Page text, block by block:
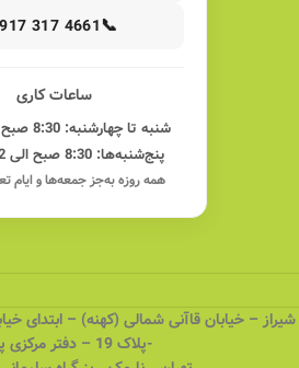
📞
317 4661
ساعات کاری
شنبه تا چهارشنبه: 8:30 صبح الی 8 شب
پنج‌شنبه‌ها: 8:30 صبح الی 2 بعدازظهر
همه روزه به‌جز جمعه‌ها و ایام
شیراز – خیابان قاآنی شمالی (کهنه) – ابتدای
-پلاک 19 – دفتر مرکزی پارسانور